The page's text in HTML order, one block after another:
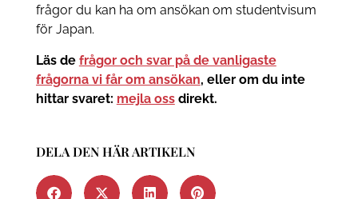
frågor du kan ha om ansökan om studentvisum
för Japan.
Läs de frågor och svar på de vanligaste
frågorna vi får om ansökan, eller om du inte
hittar svaret: mejla ossdirekt.
DELA DEN HÄR ARTIKELN